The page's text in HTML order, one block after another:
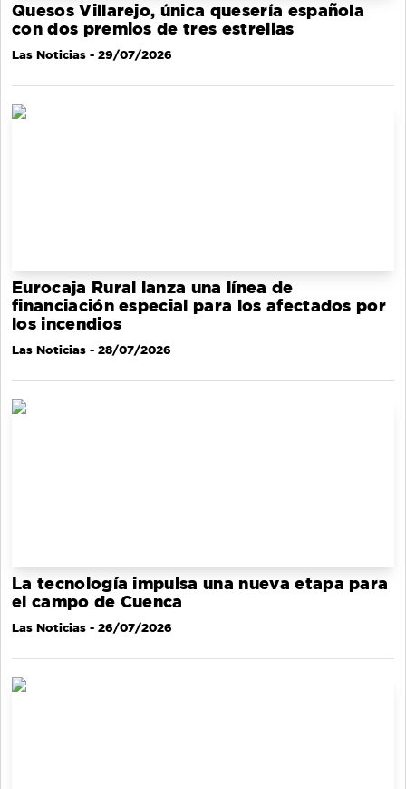
Quesos Villarejo, única quesería española
con dos premios de tres estrellas
Las Noticias - 29/07/2026
Eurocaja Rural lanza una línea de
financiación especial para los afectados por
los incendios
Las Noticias - 28/07/2026
La tecnología impulsa una nueva etapa para
el campo de Cuenca
Las Noticias - 26/07/2026